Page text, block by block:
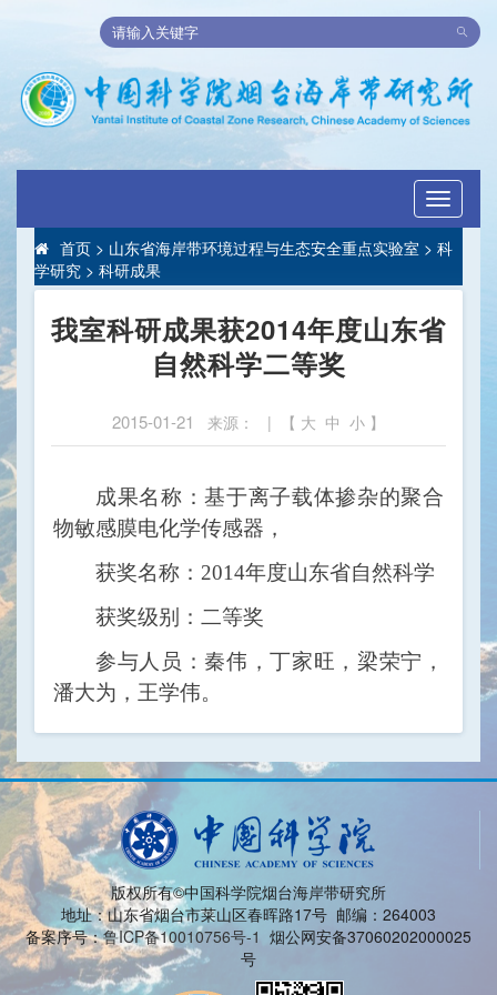
Toggle
首页 > 山东省海岸带环境过程与生态安全重点实验室 > 科
学研究 > 科研成果
我室科研成果获2014年度山东省
自然科学二等奖
2015-01-21 来源： | 【 大 中 小 】
成果名称：基于离子载体掺杂的聚合
物敏感膜电化学传感器，
获奖名称： 2014年度山东省自然科学
获奖级别：二等奖
参与人员：秦伟，丁家旺，梁荣宁，
潘大为，王学伟。
版权所有©中国科学院烟台海岸带研究所
地址：山东省烟台市莱山区春晖路17号 邮编：264003
备案序号：鲁ICP备10010756号-1 烟公网安备37060202000025
号